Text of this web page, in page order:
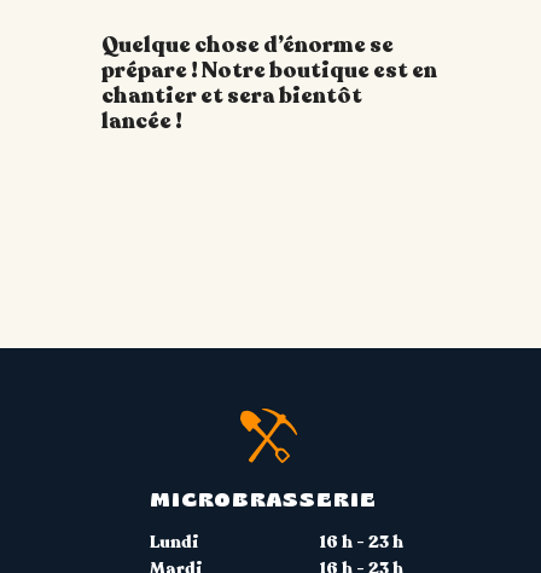
Quelque chose d’énorme se
prépare ! Notre boutique est en
chantier et sera bientôt
lancée !
MICROBRASSERIE
Lundi
16 h - 23 h